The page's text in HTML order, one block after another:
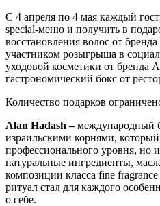
С 4 апреля по 4 мая каждый
special-меню и получить в
восстановления волос от
участником розыгрыша в
уходовой косметики от бренда
гастрономический бокс от
Количество подарков
Alan Hadash –международный
израильскими корнями,
профессионального уровня, но
натуральные ингредиенты,
композиции класса fine
ритуал стал для каждого
о себе.